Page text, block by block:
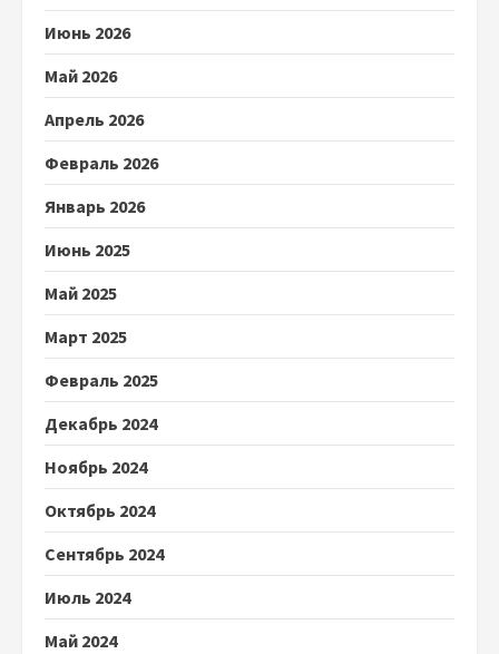
Июнь 2026
Май 2026
Апрель 2026
Февраль 2026
Январь 2026
Июнь 2025
Май 2025
Март 2025
Февраль 2025
Декабрь 2024
Ноябрь 2024
Октябрь 2024
Сентябрь 2024
Июль 2024
Май 2024